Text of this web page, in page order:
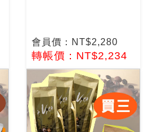
會員價：NT$2,280
轉帳價：NT$2,234